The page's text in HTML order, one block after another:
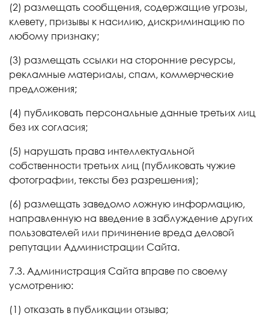
(2) размещать сообщения, содержащие угрозы,
клевету, призывы к насилию, дискриминацию по
любому признаку;
(3) размещать ссылки на сторонние ресурсы,
рекламные материалы, спам, коммерческие
предложения;
(4) публиковать персональные данные третьих лиц
без их согласия;
(5) нарушать права интеллектуальной
собственности третьих лиц (публиковать чужие
фотографии, тексты без разрешения);
(6) размещать заведомо ложную информацию,
направленную на введение в заблуждение других
пользователей или причинение вреда деловой
репутации Администрации Сайта.
7.3. Администрация Сайта вправе по своему
усмотрению:
(1) отказать в публикации отзыва;